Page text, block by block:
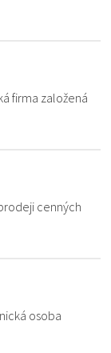
firma založená
cenných
osoba